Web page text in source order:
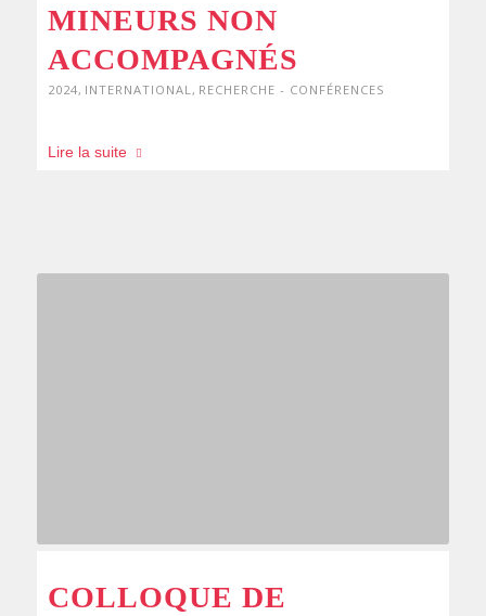
MINEURS NON
ACCOMPAGNÉS
2024, INTERNATIONAL, RECHERCHE - CONFÉRENCES
Lire la suite
COLLOQUE DE